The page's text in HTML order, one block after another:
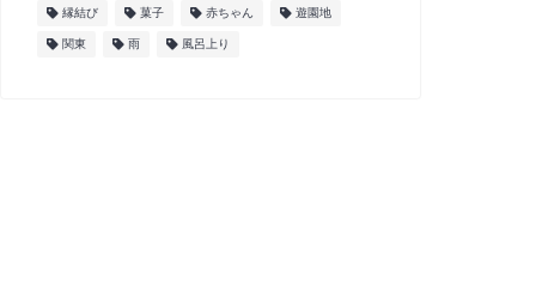
縁結び 菓子 赤ちゃん 遊園地
関東 雨 風呂上り